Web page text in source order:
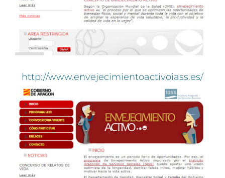
http://www.envejecimientoactivoiass.es/